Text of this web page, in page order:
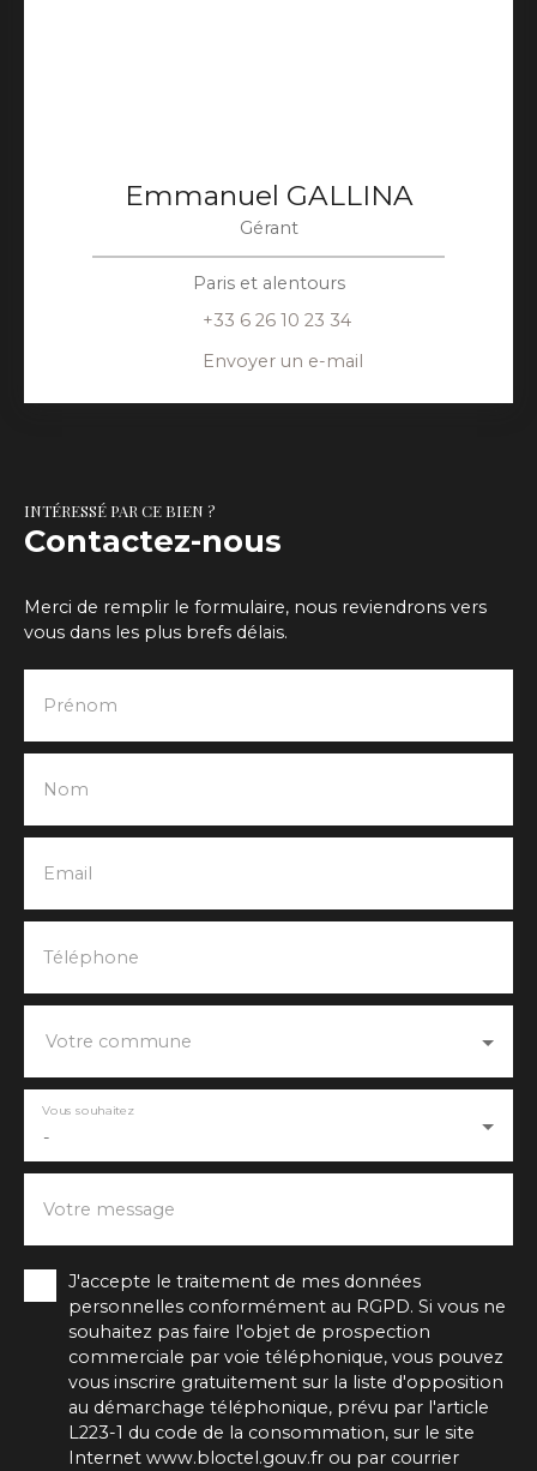
Emmanuel GALLINA
Gérant
Paris et alentours
+33 6 26 10 23 34
Envoyer un e-mail
INTÉRESSÉ PAR CE BIEN ?
Contactez-nous
Merci de remplir le formulaire, nous reviendrons vers
vous dans les plus brefs délais.
Prénom
Nom
Email
Téléphone
Votre commune
-
Vous souhaitez
Votre message
J'accepte le traitement de mes données
personnelles conformément au RGPD. Si vous ne
souhaitez pas faire l'objet de prospection
commerciale par voie téléphonique, vous pouvez
vous inscrire gratuitement sur la liste d'opposition
au démarchage téléphonique, prévu par l'article
L223-1 du code de la consommation, sur le site
Internet www.bloctel.gouv.fr ou par courrier